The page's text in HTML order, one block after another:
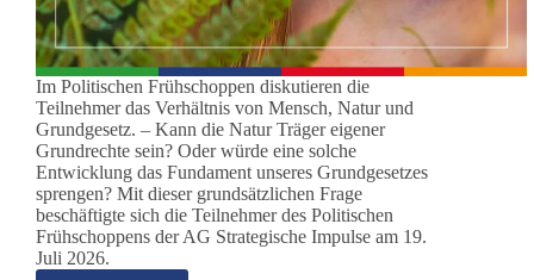
Im Politischen Frühschoppen diskutieren die
Teilnehmer das Verhältnis von Mensch, Natur und
Grundgesetz. – Kann die Natur Träger eigener
Grundrechte sein? Oder würde eine solche
Entwicklung das Fundament unseres Grundgesetzes
sprengen? Mit dieser grundsätzlichen Frage
beschäftigte sich die Teilnehmer des Politischen
Frühschoppens der AG Strategische Impulse am 19.
Juli 2026.